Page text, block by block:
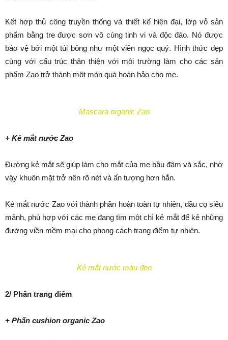
Kết hợp thủ công truyền thống và thiết kế hiện đại, lớp vỏ sản
phẩm bằng tre được sơn vô cùng tinh vi và độc đáo. Nó được
bảo vệ bởi một túi bông như một viên ngọc quý. Hình thức đẹp
cùng với cấu trúc thân thiện với môi trường làm cho các sản
phẩm Zao trở thành một món quà hoàn hảo cho mẹ.
Mascara organic Zao
+ Kẻ mắt nước Zao
Đường kẻ mắt sẽ giúp làm cho mắt của mẹ bầu đậm và sắc, nhờ
vậy khuôn mặt trở nên rõ nét và ấn tượng hơn hẳn.
Kẻ mắt nước Zao với thành phần hoàn toàn tự nhiên, đầu cọ siêu
mảnh, phù hợp với các mẹ đang tìm một chì kẻ mắt để kẻ những
đường viền mềm mại cho phong cách trang điểm tự nhiên.
Kẻ mắt nước màu đen
2/ Phấn trang điểm
+ Phấn cushion organic Zao